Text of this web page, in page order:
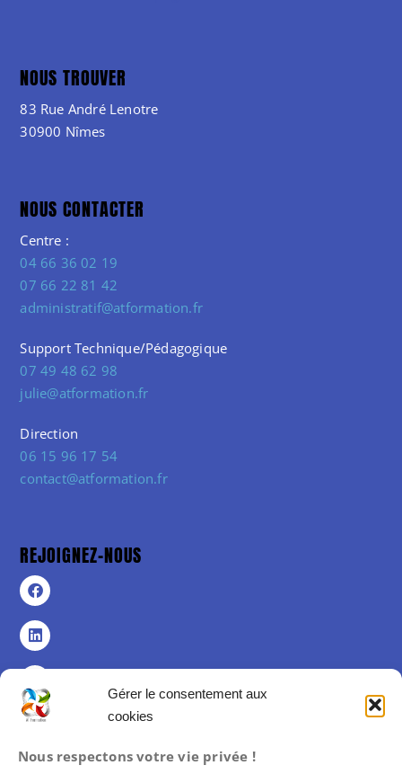
Gérer le consentement aux
cookies
Nous respectons votre vie privée !
NOUS TROUVER
83 Rue André Lenotre
30900 Nîmes
NOUS CONTACTER
Centre :
04 66 36 02 19
07 66 22 81 42
administratif@atformation.fr
Support Technique/Pédagogique
07 49 48 62 98
julie@atformation.fr
Direction
06 15 96 17 54
contact@atformation.fr
REJOIGNEZ-NOUS
Politique de cookies (UE)